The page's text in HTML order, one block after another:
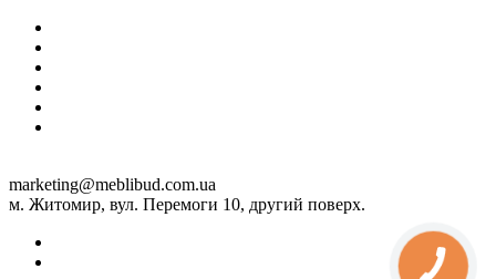
marketing@meblibud.com.ua
м. Житомир, вул. Перемоги 10, другий поверх.